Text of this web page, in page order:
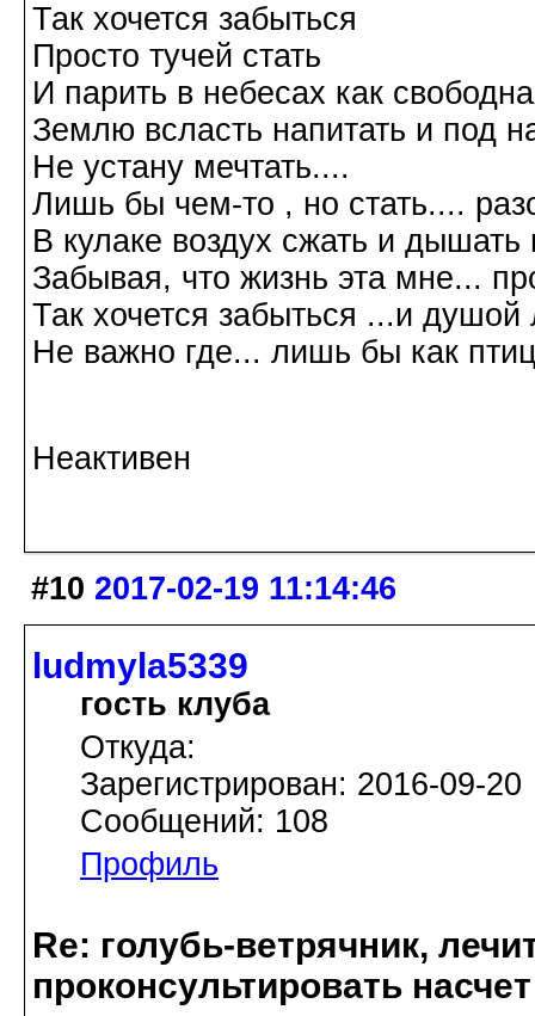
Так хочется забыться
Просто тучей стать
И парить в небесах как
Землю всласть напитать и под
Не устану мечтать....
Лишь бы чем-то , но стать....
В кулаке воздух сжать и
Забывая, что жизнь эта мне...
Так хочется забыться ...и душой
Не важно где... лишь бы как
Неактивен
#10 2017-02-19 11:14:46
ludmyla5339
гость клуба
Откуда:
Зарегистрирован: 2016-09-20
Сообщений: 108
Профиль
Re: голубь-ветрячник,
проконсультировать